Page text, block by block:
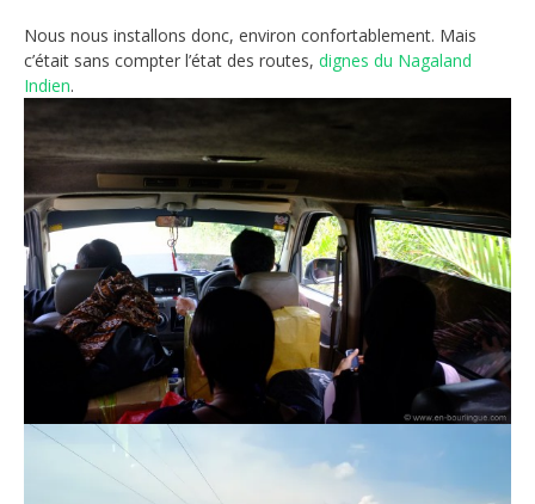
Nous nous installons donc, environ confortablement. Mais
c’était sans compter l’état des routes, dignes du Nagaland
Indien.